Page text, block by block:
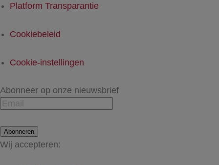
Platform Transparantie
Cookiebeleid
Cookie-instellingen
Abonneer op onze nieuwsbrief
Abonneren
Wij accepteren: